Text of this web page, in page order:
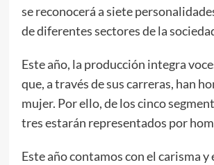
se reconocerá a siete
de diferentes sectores de la
Este año, la producción integra
que, a través de sus carreras, han
mujer. Por ello, de los cinco
tres estarán representados por
Este año contamos con el carisma